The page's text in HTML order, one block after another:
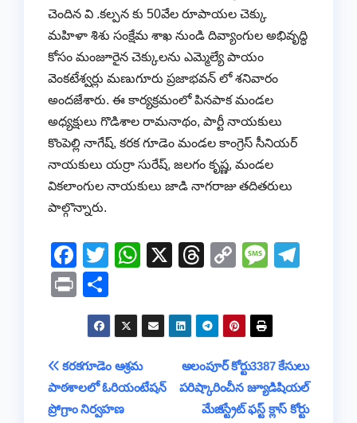
చెందిన వి .కల్పన కు 50వేల రూపాయల చెక్కు
మహిళా శిశు సంక్షేమ శాఖ నుండి దివ్యాంగుల అభివృద్ధి
కోసం మంజూరైన చెక్కులను ఎమ్మెల్యే పాయం
వెంకటేశ్వర్లు మణుగూరు ప్రజాభవన్ లో శనివారం
అందజేశారు. ఈ కార్యక్రమంలో పినపాక మండల
అధ్యక్షులు గొడిశాల రామనాథం, పార్టీ నాయకులు
కొంపెల్లి నాగేష్, కరక గూడెం మండల కాంగ్రెస్ సీనియర్
నాయకులు యర్రా సురేష్, జలగం కృష్ణ, మండల
వికలాంగుల నాయకులు జాడి నాగరాజు తదితరులు
పాల్గొన్నారు.
F
a
c
e
b
o
o
T
er
W
s
A
p
X
T
a
d
s
C
y
Li
n
k
M
a
g
e
a
m
Pr
in h
ar
e
Post
navigation
అలంపూర్ కోర్టు3387 కేసులు
పరిష్కారించీన జ్యూడిషియల్
మేజిస్ట్రేట్ ఫస్ట్ క్లాస్ కోర్టు
కరకగూడెం ఆశ్రమ
పాఠశాలలో ఓరియంటేషన్
ప్రోగ్రాం నిర్వహణ